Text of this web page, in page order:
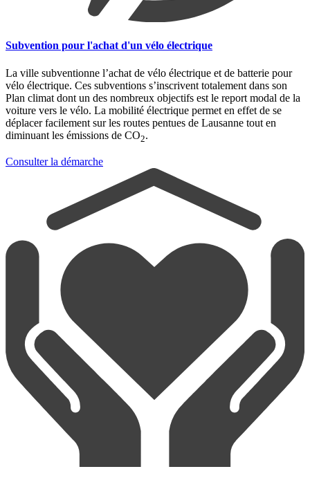
Subvention pour l'achat d'un vélo électrique
La ville subventionne l’achat de vélo électrique et de batterie pour
vélo électrique. Ces subventions s’inscrivent totalement dans son
Plan climat dont un des nombreux objectifs est le report modal de la
voiture vers le vélo. La mobilité électrique permet en effet de se
déplacer facilement sur les routes pentues de Lausanne tout en
diminuant les émissions de CO2.
Consulter la démarche